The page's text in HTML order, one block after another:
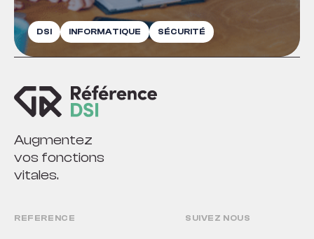
DSI INFORMATIQUE SÉCURITÉ
Augmentez
vos fonctions
vitales.
REFERENCE SUIVEZ NOUS